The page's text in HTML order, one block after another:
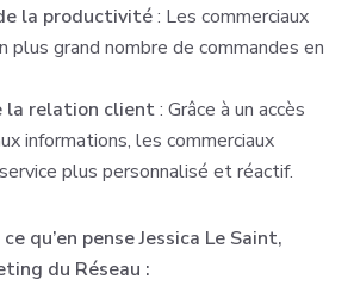
la productivité: Les commerciaux
plus grand nombre de commandes en
la relation client: Grâce à un accès
informations, les commerciaux
plus personnalisé et réactif.
qu’en pense Jessica Le Saint,
du Réseau :